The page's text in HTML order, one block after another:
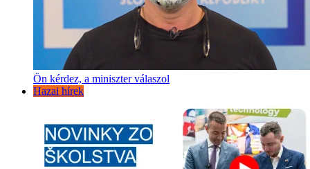
Ön kérdez, a miniszter válaszol
Hazai hírek